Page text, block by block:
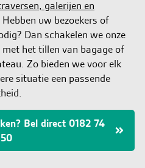
galerijen en
uw bezoekers of
Dan schakelen we onze
het tillen van bagage of
Zo bieden we voor elk
situatie een passende
Bel direct 0182 74